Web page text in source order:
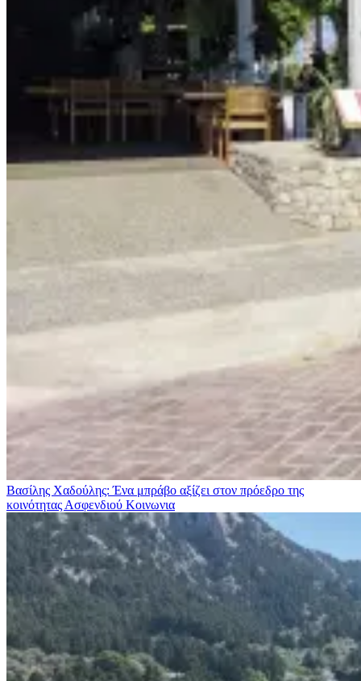
Βασίλης Χαδούλης: Ένα μπράβο αξίζει στον πρόεδρο της
κοινότητας Ασφενδιού Κοινωνια